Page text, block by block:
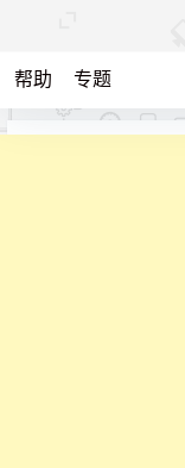
帮助 专题